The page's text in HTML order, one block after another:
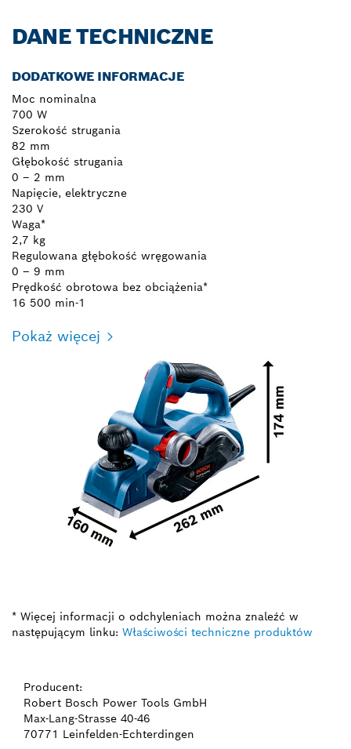
DANE TECHNICZNE
DODATKOWE INFORMACJE
Moc nominalna
700 W
Szerokość strugania
82 mm
Głębokość strugania
0 – 2 mm
Napięcie, elektryczne
230 V
Waga*
2,7 kg
Regulowana głębokość wręgowania
0 – 9 mm
Prędkość obrotowa bez obciążenia*
16 500 min-1
Pokaż więcej
* Więcej informacji o odchyleniach można znaleźć w
następującym linku: Właściwości techniczne produktów
Producent:
Robert Bosch Power Tools GmbH
Max-Lang-Strasse 40-46
70771 Leinfelden-Echterdingen